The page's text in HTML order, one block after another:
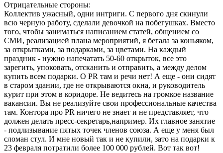
Отрицательные стороны:
Коллектив ужасный, одни интриги. С первого дня скинули
всю черную работу, сделали девочкой на побегушках. Вместо
того, чтобы заниматься написанием статей, общением со
СМИ, реализацией плана мероприятий, я бегала за коньяком,
за открытками, за подарками, за цветами. На каждый
праздник - нужно напечатать 50-60 открыток, все это
зарегить, упоковать, отсканить и отправить, а между делом
купить всем подарки. О PR там и речи нет! А еще - они сидят
в старом здании, где не открываются окна, и руководитель
курит при этом в коридоре. Не ведитесь на громкое название
вакансии. Вы не реализуйте свои профессиональные качества
там. Контора про PR ничего не знает и не представляет, что
должен делать пресс-секретарь,например. Их главное занятие
- подлизывание пятых точек членов союза. А еще у меня был
сломан стул. И мне новый так и не купили, зато на подарки к
23 февраля потратили более 100 000 рублей. Вот так вот!